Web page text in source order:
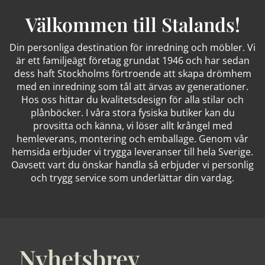
Välkommen till Stalands!
Din personliga destination för inredning och möbler. Vi
är ett familjeägt företag grundat 1946 och har sedan
dess haft Stockholms förtroende att skapa drömhem
med en inredning som tål att ärvas av generationer.
Hos oss hittar du kvalitetsdesign för alla stilar och
plånböcker. I våra stora fysiska butiker kan du
provsitta och känna, vi löser allt krångel med
hemleverans, montering och emballage. Genom vår
hemsida erbjuder vi trygga leveranser till hela Sverige.
Oavsett vart du önskar handla så erbjuder vi personlig
och trygg service som underlättar din vardag.
Nyhetsbrev